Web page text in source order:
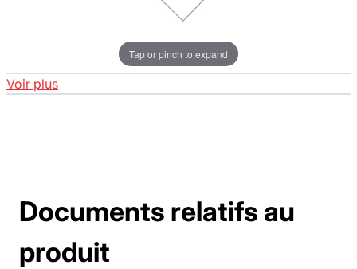
Tap or pinch to expand
Voir plus
Documents relatifs au
produit